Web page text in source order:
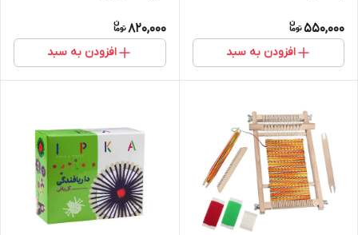
550,000
افزودن به سبد
820,000
افزودن به سبد